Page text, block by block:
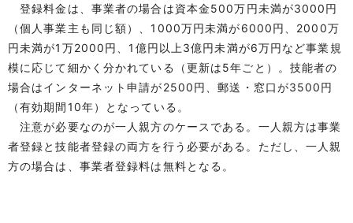
登録料金は、事業者の場合は資本金500万円未満が3000円
（個人事業主も同じ額）、1000万円未満が6000円、2000万
円未満が1万2000円、1億円以上3億円未満が6万円など事業規
模に応じて細かく分かれている（更新は5年ごと）。技能者の
場合はインターネット申請が2500円、郵送・窓口が3500円
（有効期間10年）となっている。
注意が必要なのが一人親方のケースである。一人親方は事業
者登録と技能者登録の両方を行う必要がある。ただし、一人親
方の場合は、事業者登録料は無料となる。